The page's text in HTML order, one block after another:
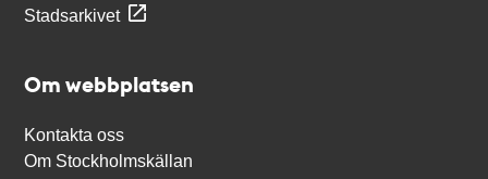
Stadsarkivet
Om webbplatsen
Kontakta oss
Om Stockholmskällan